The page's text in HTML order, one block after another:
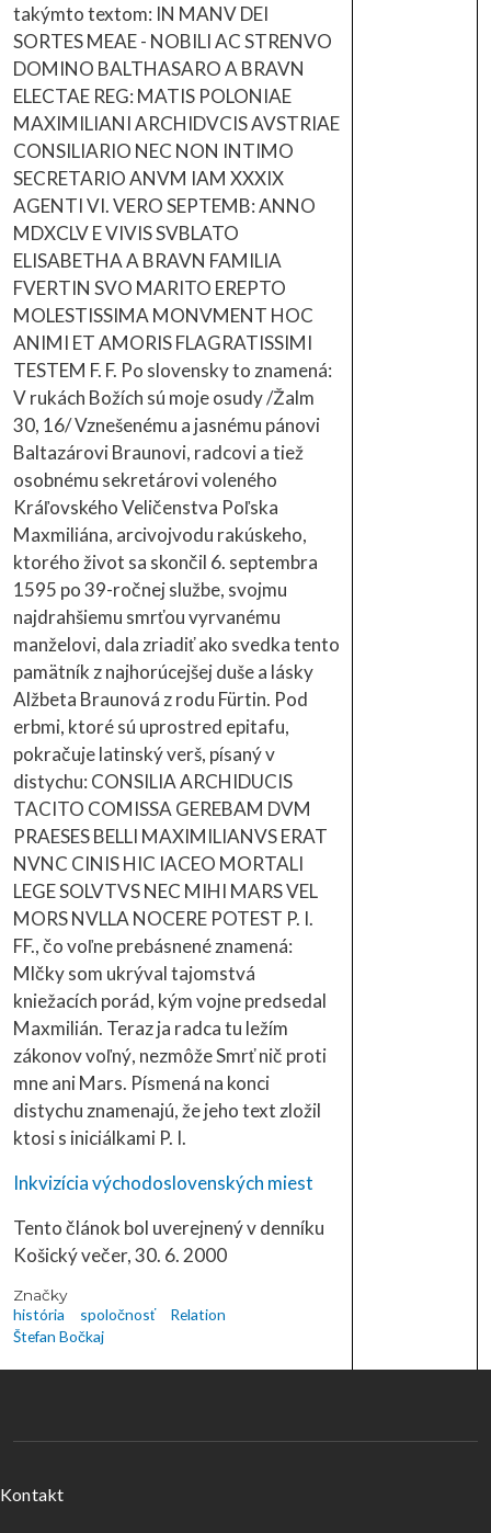
takýmto textom: IN MANV DEI
SORTES MEAE - NOBILI AC STRENVO
DOMINO BALTHASARO A BRAVN
ELECTAE REG: MATIS POLONIAE
MAXIMILIANI ARCHIDVCIS AVSTRIAE
CONSILIARIO NEC NON INTIMO
SECRETARIO ANVM IAM XXXIX
AGENTI VI. VERO SEPTEMB: ANNO
MDXCLV E VIVIS SVBLATO
ELISABETHA A BRAVN FAMILIA
FVERTIN SVO MARITO EREPTO
MOLESTISSIMA MONVMENT HOC
ANIMI ET AMORIS FLAGRATISSIMI
TESTEM F. F. Po slovensky to znamená:
V rukách Božích sú moje osudy /Žalm
30, 16/ Vznešenému a jasnému pánovi
Baltazárovi Braunovi, radcovi a tiež
osobnému sekretárovi voleného
Kráľovského Veličenstva Poľska
Maxmiliána, arcivojvodu rakúskeho,
ktorého život sa skončil 6. septembra
1595 po 39-ročnej službe, svojmu
najdrahšiemu smrťou vyrvanému
manželovi, dala zriadiť ako svedka tento
pamätník z najhorúcejšej duše a lásky
Alžbeta Braunová z rodu Fürtin. Pod
erbmi, ktoré sú uprostred epitafu,
pokračuje latinský verš, písaný v
distychu: CONSILIA ARCHIDUCIS
TACITO COMISSA GEREBAM DVM
PRAESES BELLI MAXIMILIANVS ERAT
NVNC CINIS HIC IACEO MORTALI
LEGE SOLVTVS NEC MIHI MARS VEL
MORS NVLLA NOCERE POTEST P. I.
FF., čo voľne prebásnené znamená:
Mlčky som ukrýval tajomstvá
kniežacích porád, kým vojne predsedal
Maxmilián. Teraz ja radca tu ležím
zákonov voľný, nezmôže Smrť nič proti
mne ani Mars. Písmená na konci
distychu znamenajú, že jeho text zložil
ktosi s iniciálkami P. I.
Inkvizícia východoslovenských miest
Tento článok bol uverejnený v denníku
Košický večer, 30. 6. 2000
Značky
história spoločnosť
Relation
Štefan Bočkaj
Menu v päte
Kontakt